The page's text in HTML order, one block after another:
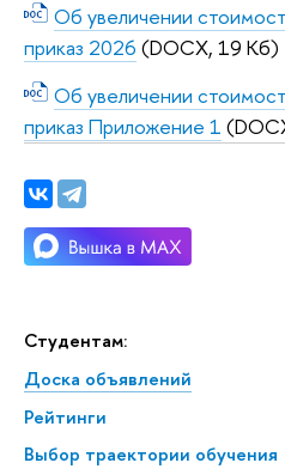
Студентам:
Доска объявлений
Рейтинги
Выбор траектории обучения
Об увеличении
приказ 2026 (DOCX, 19 Кб)
Об увеличении
приказ Приложение 1